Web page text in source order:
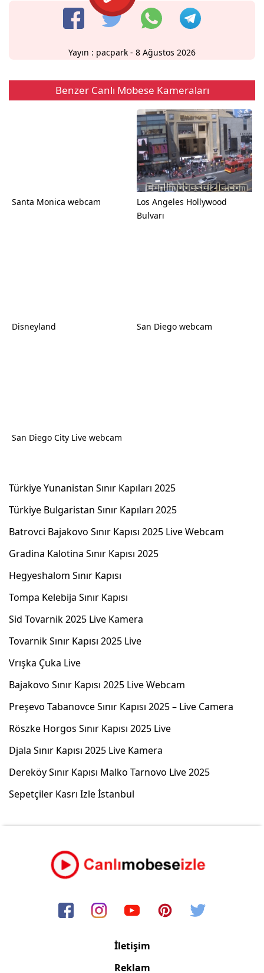
Yayın : pacpark - 8 Ağustos 2026
Benzer Canlı Mobese Kameraları
Santa Monica webcam
Los Angeles Hollywood
Bulvarı
Disneyland San Diego webcam
San Diego City Live webcam
Türkiye Yunanistan Sınır Kapıları 2025
Türkiye Bulgaristan Sınır Kapıları 2025
Batrovci Bajakovo Sınır Kapısı 2025 Live Webcam
Gradina Kalotina Sınır Kapısı 2025
Hegyeshalom Sınır Kapısı
Tompa Kelebija Sınır Kapısı
Sid Tovarnik 2025 Live Kamera
Tovarnik Sınır Kapısı 2025 Live
Vrışka Çuka Live
Bajakovo Sınır Kapısı 2025 Live Webcam
Preşevo Tabanovce Sınır Kapısı 2025 – Live Camera
Röszke Horgos Sınır Kapısı 2025 Live
Djala Sınır Kapısı 2025 Live Kamera
Dereköy Sınır Kapısı Malko Tarnovo Live 2025
Sepetçiler Kasrı Izle İstanbul
İletişim
Reklam